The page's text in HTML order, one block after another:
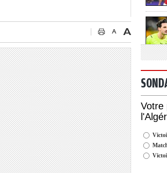
Votre